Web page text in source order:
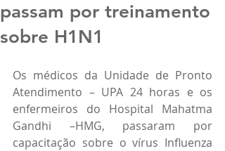
passam por treinamento
sobre H1N1
Os médicos da Unidade de Pronto
Atendimento – UPA 24 horas e os
enfermeiros do Hospital Mahatma
Gandhi –HMG, passaram por
capacitação sobre o vírus Influenza